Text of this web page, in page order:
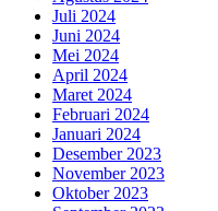
Juli 2024
Juni 2024
Mei 2024
April 2024
Maret 2024
Februari 2024
Januari 2024
Desember 2023
November 2023
Oktober 2023